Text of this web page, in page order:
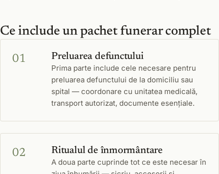
Ce include un pachet funerar complet
Preluarea defunctului
Prima parte include cele necesare pentru
preluarea defunctului de la domiciliu sau
spital — coordonare cu unitatea medicală,
transport autorizat, documente esențiale.
Ritualul de înmormântare
A doua parte cuprinde tot ce este necesar în